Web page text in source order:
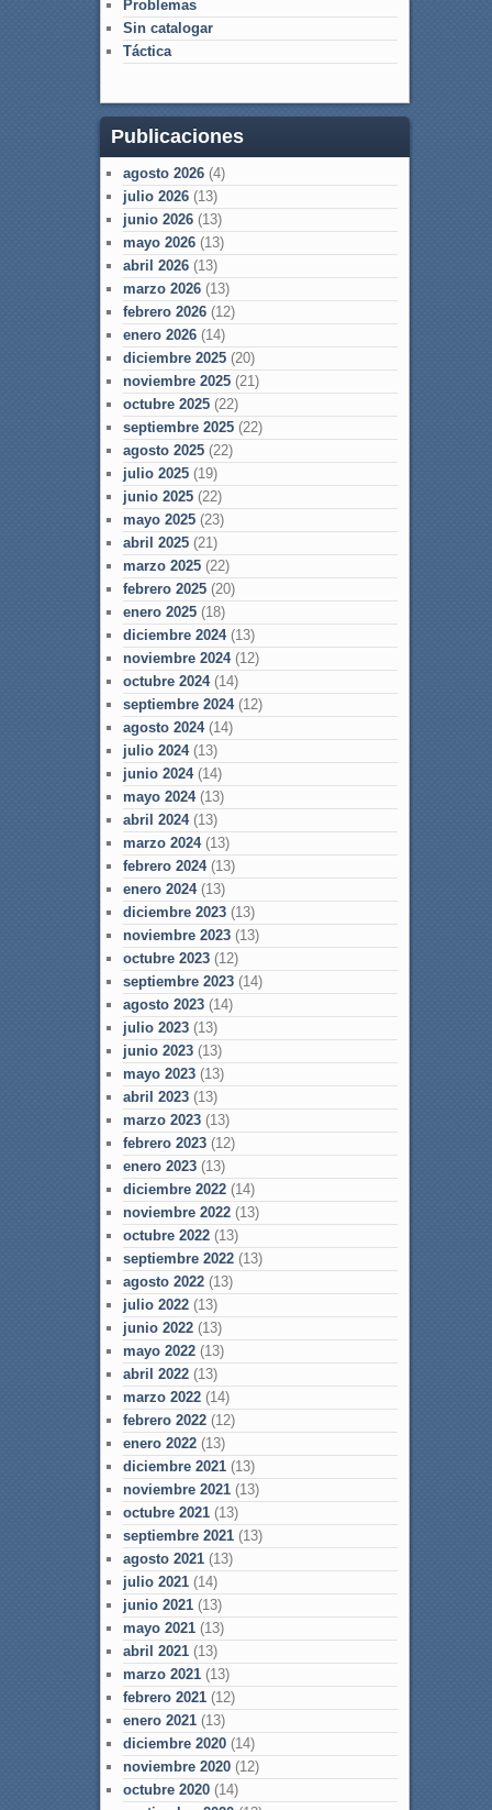
Problemas
Sin catalogar
Táctica
Publicaciones
agosto 2026(4)
julio 2026(13)
junio 2026(13)
mayo 2026(13)
abril 2026(13)
marzo 2026(13)
febrero 2026(12)
enero 2026(14)
diciembre 2025(20)
noviembre 2025(21)
octubre 2025(22)
septiembre 2025(22)
agosto 2025(22)
julio 2025(19)
junio 2025(22)
mayo 2025(23)
abril 2025(21)
marzo 2025(22)
febrero 2025(20)
enero 2025(18)
diciembre 2024(13)
noviembre 2024(12)
octubre 2024(14)
septiembre 2024(12)
agosto 2024(14)
julio 2024(13)
junio 2024(14)
mayo 2024(13)
abril 2024(13)
marzo 2024(13)
febrero 2024(13)
enero 2024(13)
diciembre 2023(13)
noviembre 2023(13)
octubre 2023(12)
septiembre 2023(14)
agosto 2023(14)
julio 2023(13)
junio 2023(13)
mayo 2023(13)
abril 2023(13)
marzo 2023(13)
febrero 2023(12)
enero 2023(13)
diciembre 2022(14)
noviembre 2022(13)
octubre 2022(13)
septiembre 2022(13)
agosto 2022(13)
julio 2022(13)
junio 2022(13)
mayo 2022(13)
abril 2022(13)
marzo 2022(14)
febrero 2022(12)
enero 2022(13)
diciembre 2021(13)
noviembre 2021(13)
octubre 2021(13)
septiembre 2021(13)
agosto 2021(13)
julio 2021(14)
junio 2021(13)
mayo 2021(13)
abril 2021(13)
marzo 2021(13)
febrero 2021(12)
enero 2021(13)
diciembre 2020(14)
noviembre 2020(12)
octubre 2020(14)